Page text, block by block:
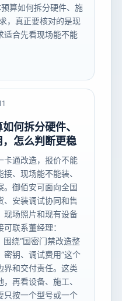
算如何拆分硬件、施
，真正要核对的是现
适合先看现场能不能
何拆分硬件、
怎么判断更稳
卡通改造，报价不能
、现场能不能装、
。御佰安可面向全国
、安装调试协同和售
现场照片和现有设备
联系董经理：
绕“国密门禁改造整
钥、调试费用”这个
界和交付责任。这类
再看设备、施工、
只按一个型号或一个